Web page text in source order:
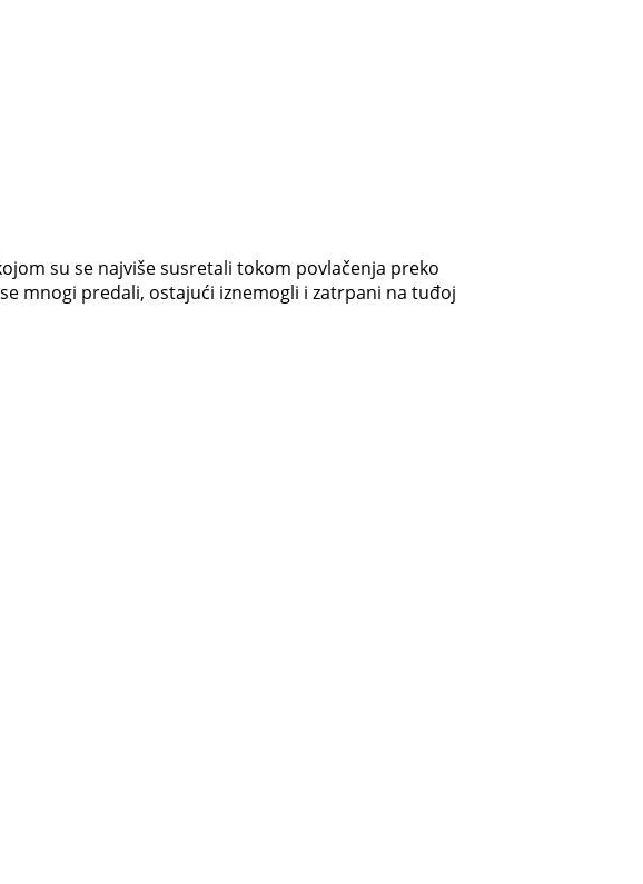
su se najviše susretali tokom povlačenja preko
mnogi predali, ostajući iznemogli i zatrpani na tuđoj